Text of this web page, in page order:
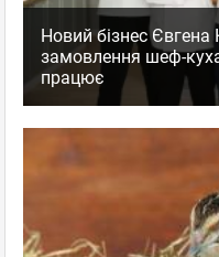
Новий бізнес Євгена
замовлення шеф-
працює